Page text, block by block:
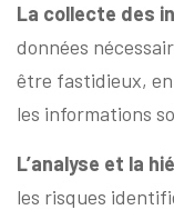
La collecte des
données
être fastidieux,
les informations
L’analyse et la
les risques